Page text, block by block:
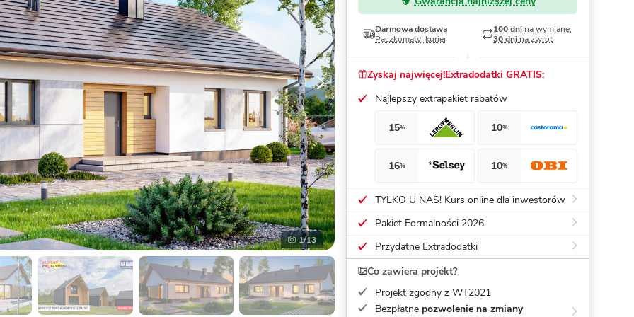
Dom pasywny- co to znaczy
1/13
Darmowa dostawa
Paczkomaty, kurier
100 dni na wymianę,
30 dni na zwrot
Zyskaj najwięcej!Extradodatki GRATIS:
Najlepszy extrapakiet rabatów
15% 10%
16% 10%
TYLKO U NAS! Kurs online dla inwestorów
Pakiet Formalności 2026
Przydatne Extradodatki
Co zawiera projekt?
Projekt zgodny z WT2021
Bezpłatne pozwolenie na zmiany